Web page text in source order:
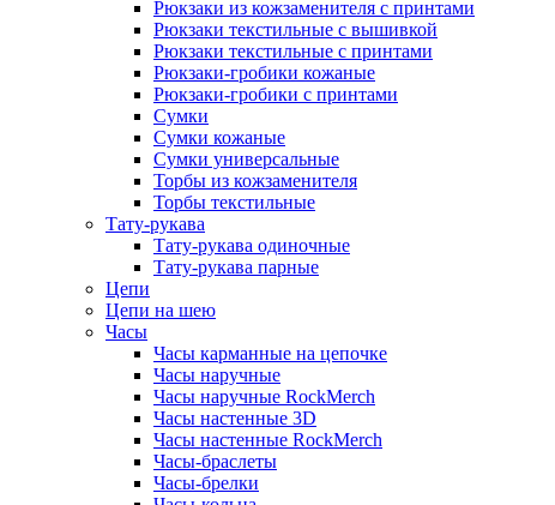
Рюкзаки из кожзаменителя с принтами
Рюкзаки текстильные с вышивкой
Рюкзаки текстильные с принтами
Рюкзаки-гробики кожаные
Рюкзаки-гробики с принтами
Сумки
Сумки кожаные
Сумки универсальные
Торбы из кожзаменителя
Торбы текстильные
Тату-рукава
Тату-рукава одиночные
Тату-рукава парные
Цепи
Цепи на шею
Часы
Часы карманные на цепочке
Часы наручные
Часы наручные RockMerch
Часы настенные 3D
Часы настенные RockMerch
Часы-браслеты
Часы-брелки